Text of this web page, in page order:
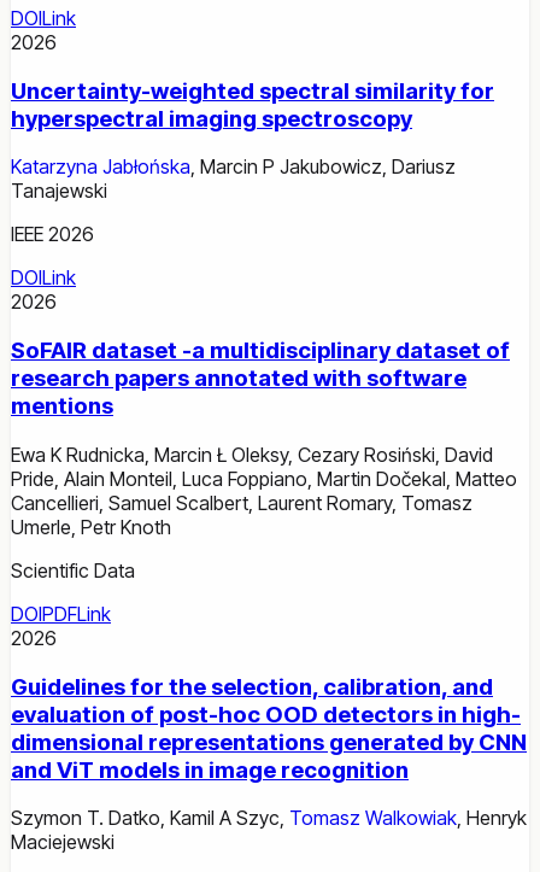
DOILink
2026
Uncertainty-weighted spectral similarity for
hyperspectral imaging spectroscopy
Katarzyna Jabłońska, Marcin P Jakubowicz, Dariusz
Tanajewski
IEEE 2026
DOILink
2026
SoFAIR dataset -a multidisciplinary dataset of
research papers annotated with software
mentions
Ewa K Rudnicka Marcin Ł Oleksy, Cezary Rosiński David
Pride Alain Monteil Luca Foppiano Martin Dočekal Matteo
Cancellieri Samuel Scalbert Laurent Romary, Tomasz
Umerle Petr Knoth
Scientific Data
DOIPDFLink
2026
Guidelines for the selection, calibration, and
evaluation of post-hoc OOD detectors in high-
dimensional representations generated by CNN
and ViT models in image recognition
Szymon T. Datko, Kamil A Szyc, Tomasz Walkowiak, Henryk
Maciejewski